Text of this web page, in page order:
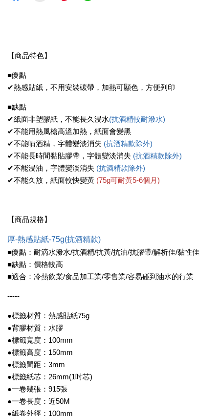
【商品特色】
■優點
✔熱感貼紙，不用安裝碳帶，加熱可顯色，方便列印
■缺點
✔紙面非塑膠紙，不能長久浸水(抗酒精較耐潑水)
✔不能用熱風槍高溫加熱，紙面會變黑
✔不能噴酒精，字體變淡消失 (抗酒精款除外)
✔不能長時間黏貼膠帶，字體變淡消失 (抗酒精款除外)
✔不能浸油，字體變淡消失 (抗酒精款除外)
✔不能久放，紙面較快變黃 (75g可耐黃5-6個月)
【商品規格】
厚-熱感貼紙-75g(抗酒精款)
■優點：耐滴水潑水/抗酒精/抗黃/抗油/抗膠帶/解析佳/黏性佳
■缺點：價格較高
■適合：冷熱飲業/食品加工業/零售業/容易碰到油水的行業
-----
●標籤材質：熱感貼紙75g
●背膠材質：水膠
●標籤寬度：100mm
●標籤高度：150mm
●標籤間距：3mm
●標籤紙芯：26mm(1吋芯)
●一卷幾張：915張
●一卷長度：近50M
●紙卷外徑：100mm